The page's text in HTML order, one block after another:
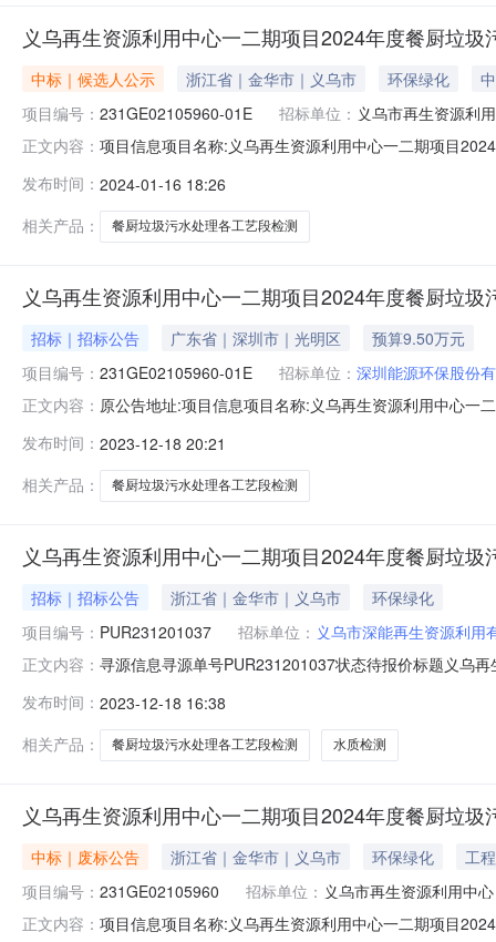
义乌再生资源利用中心一二期项目2024年度餐厨垃
中标｜候选人公示 浙江省｜金华市｜义乌市 环保绿化
项目编号： 231GE02105960-01E 招标单位： 义乌市再生资源利
正文内容： 项目信息项目名称:义乌再生资源利用中心一二期项目
中标内容：义乌再生资源利用中心一二期项目2024年度
发布时间： 2024-01-16 18:26
相关产品：
餐厨垃圾污水处理各工艺段检测
义乌再生资源利用中心一二期项目2024年度餐厨垃
招标｜招标公告 广东省｜深圳市｜光明区
预算9.50万元
项目编号： 231GE02105960-01E 招标单位： 深圳能源环保股份
正文内容： 原公告地址:项目信息项目名称:义乌再生资源利用中心
深圳阳光采购平台公告开始时间:2023-12-1814:00:00公
发布时间： 2023-12-18 20:21
相关产品：
餐厨垃圾污水处理各工艺段检测
义乌再生资源利用中心一二期项目2024年度餐厨垃
招标｜招标公告 浙江省｜金华市｜义乌市
环保绿化
项目编号： PUR231201037 招标单位： 义乌市深能再生资源利用
正文内容： 寻源信息寻源单号PUR231201037状态待报价标题义乌
要求到货日期订单签订后7天商务联系方式
发布时间： 2023-12-18 16:38
相关产品：
餐厨垃圾污水处理各工艺段检测 水质检测
义乌再生资源利用中心一二期项目2024年度餐厨垃
中标｜废标公告 浙江省｜金华市｜义乌市 环保绿化
工程
项目编号： 231GE02105960 招标单位： 义乌市再生资源利用中心
正文内容： 项目信息项目名称:义乌再生资源利用中心一二期项目